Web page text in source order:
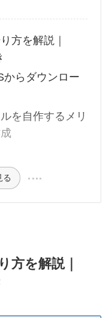
方を解説｜
からダウンロー
を自作するメリ
る
方を解説｜